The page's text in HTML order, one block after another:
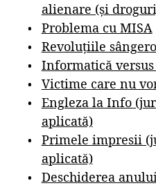
alienare (și
Problema cu MISA
Revoluțiile
Informatică
Victime care nu
Engleza la Info
aplicată)
Primele impresii
aplicată)
Deschiderea